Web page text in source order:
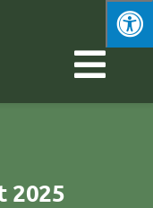
2025